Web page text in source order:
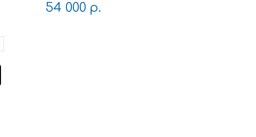
54 000 р.